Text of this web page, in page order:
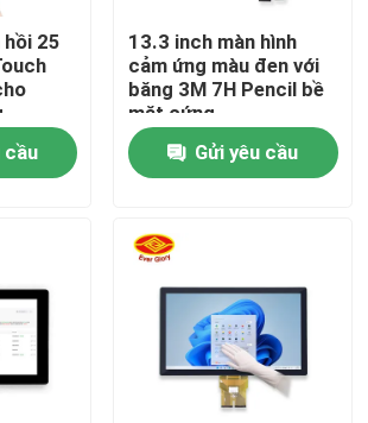
tôi
ứng
LCD
hồi 25
cầu
13.3 inch màn hình
cảm ứng màu đen với
băng 3M 7H Pencil bề
mặt cứng
Gửi yêu cầu